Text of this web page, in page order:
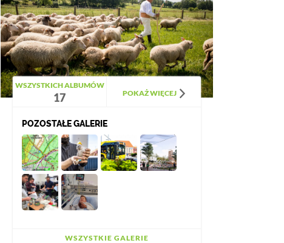
WSZYSTKICH ALBUMÓW
17 POKAŻ WIĘCEJ
POZOSTAŁE GALERIE
WSZYSTKIE GALERIE